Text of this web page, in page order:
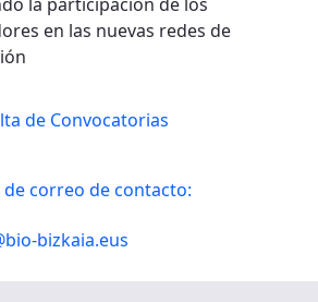
en las nuevas redes de
de Convocatorias
de correo de contacto:
bizkaia.eus